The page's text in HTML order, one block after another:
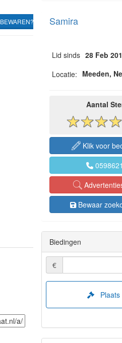
BEWAREN? Samira
Lid sinds 28 Feb
Locatie: Meeden,
Aantal
Klik voor
Bewaar
Biedingen
€
Plaats